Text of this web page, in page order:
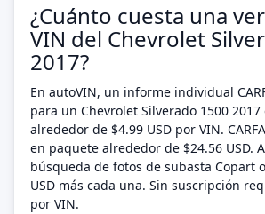
¿Cuánto cuesta una
VIN del Chevrolet
2017?
En autoVIN, un informe individual
para un Chevrolet Silverado 1500 2017
alrededor de $4.99 USD por VIN.
en paquete alrededor de $24.56 USD.
búsqueda de fotos de subasta Copart
USD más cada una. Sin suscripción
por VIN.